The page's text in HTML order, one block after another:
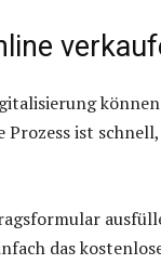
Prozess ist
das